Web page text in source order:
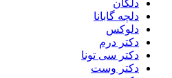
دلگان
دلچه گابانا
دلوکس
دکتر درم
دکتر سی تونا
دکتر وست